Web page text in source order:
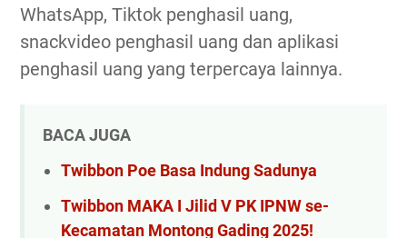
WhatsApp, Tiktok penghasil uang,
snackvideo penghasil uang dan aplikasi
penghasil uang yang terpercaya lainnya.
BACA JUGA
Twibbon Poe Basa Indung Sadunya
Twibbon MAKA I Jilid V PK IPNW se-
Kecamatan Montong Gading 2025!